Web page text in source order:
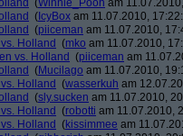
(Winnie_Pooh am
( IcyBox am 11.07.2010,
(piiceman am 11.07.2010,
Holland (mko am 11.07.2010,
vs. Holland (piiceman am
(Mucilago am 11.07.2010,
Holland (wasserkuh am
(sly.sucken am 11.07.2010,
Holland (robotti am 11.07.2010,
Holland (kissimmee am